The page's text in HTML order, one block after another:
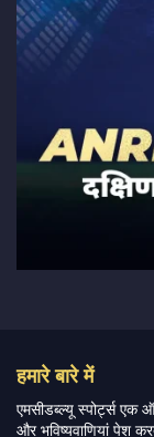
हमारे बारे में
एमसीडब्ल्यू स्पोर्ट्स एक
और भविष्यवाणियां पेश